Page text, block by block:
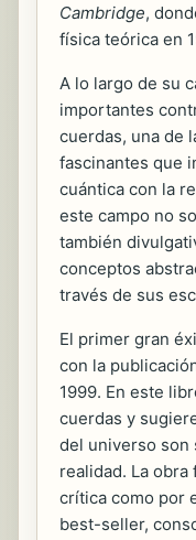
Cambridge,
física teórica en
A lo largo de su
importantes
cuerdas, una de
fascinantes que
cuántica con la
este campo no
también
conceptos
través de sus
El primer gran
con la
1999. En este
cuerdas y
del universo son
realidad. La obra
crítica como por
best-seller,